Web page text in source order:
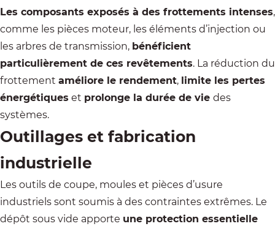
Les composants exposés à des frottements intenses,
comme les pièces moteur, les éléments d’injection ou
les arbres de transmission, bénéficient
particulièrement de ces revêtements. La réduction du
frottement améliore le rendement, limite les pertes
énergétiques et prolonge la durée de vie des
systèmes.
Outillages et fabrication
industrielle
Les outils de coupe, moules et pièces d’usure
industriels sont soumis à des contraintes extrêmes. Le
dépôt sous vide apporte une protection essentielle